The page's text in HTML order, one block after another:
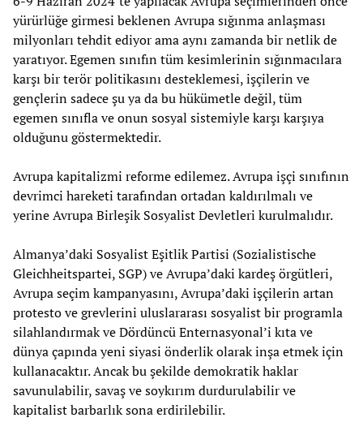
yürürlüğe girmesi beklenen Avrupa sığınma anlaşması
milyonları tehdit ediyor ama aynı zamanda bir netlik de
yaratıyor. Egemen sınıfın tüm kesimlerinin sığınmacılara
karşı bir terör politikasını desteklemesi, işçilerin ve
gençlerin sadece şu ya da bu hükümetle değil, tüm
egemen sınıfla ve onun sosyal sistemiyle karşı karşıya
olduğunu göstermektedir.
Avrupa kapitalizmi reforme edilemez. Avrupa işçi sınıfının
devrimci hareketi tarafından ortadan kaldırılmalı ve
yerine Avrupa Birleşik Sosyalist Devletleri kurulmalıdır.
Almanya’daki Sosyalist Eşitlik Partisi (Sozialistische
Gleichheitspartei, SGP) ve Avrupa’daki kardeş örgütleri,
Avrupa seçim kampanyasını, Avrupa’daki işçilerin artan
protesto ve grevlerini uluslararası sosyalist bir programla
silahlandırmak ve Dördüncü Enternasyonal’i kıta ve
dünya çapında yeni siyasi önderlik olarak inşa etmek için
kullanacaktır. Ancak bu şekilde demokratik haklar
savunulabilir, savaş ve soykırım durdurulabilir ve
kapitalist barbarlık sona erdirilebilir.